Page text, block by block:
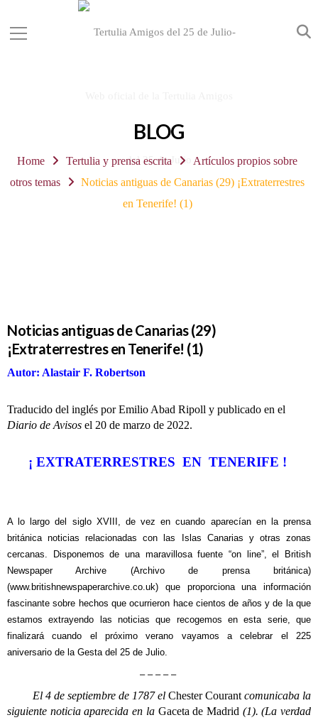
BLOG
Home Tertulia y prensa escrita
Artículos propios sobre
otros temas
Noticias antiguas de Canarias (29) ¡Extraterrestres
en Tenerife! (1)
Noticias antiguas de Canarias (29)
¡Extraterrestres en Tenerife! (1)
Autor: Alastair F. Robertson
Traducido del inglés por Emilio Abad Ripoll y publicado en el
Diario de Avisos el 20 de marzo de 2022.
¡ EXTRATERRESTRES EN TENERIFE !
A lo largo del siglo XVIII, de vez en cuando aparecían en la prensa
británica noticias relacionadas con las Islas Canarias y otras zonas
cercanas. Disponemos de una maravillosa fuente “on line”, el British
Newspaper Archive (Archivo de prensa británica)
(www.britishnewspaperarchive.co.uk) que proporciona una información
fascinante sobre hechos que ocurrieron hace cientos de años y de la que
estamos extrayendo las noticias que recogemos en esta serie, que
finalizará cuando el próximo verano vayamos a celebrar el 225
aniversario de la Gesta del 25 de Julio.
– – – – –
El 4 de septiembre de 1787 el Chester Courant comunicaba la
siguiente noticia aparecida en la Gaceta de Madrid (1). (La verdad